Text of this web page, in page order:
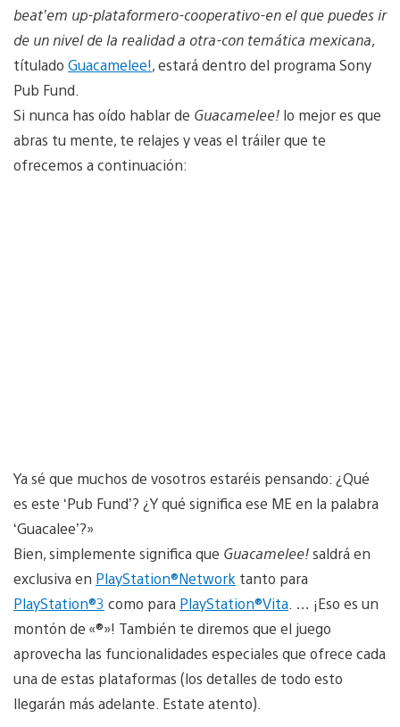
beat’em up-plataformero-cooperativo-en el que puedes ir
de un nivel de la realidad a otra-con temática mexicana,
títulado Guacamelee!, estará dentro del programa Sony
Pub Fund.
Si nunca has oído hablar de Guacamelee! lo mejor es que
abras tu mente, te relajes y veas el tráiler que te
ofrecemos a continuación:
Ya sé que muchos de vosotros estaréis pensando: ¿Qué
es este ‘Pub Fund’? ¿Y qué significa ese ME en la palabra
‘Guacalee’?»
Bien, simplemente significa que Guacamelee!saldrá en
exclusiva en PlayStation®Network tanto para
PlayStation®3 como para PlayStation®Vita . … ¡Eso es un
montón de «®»! También te diremos que el juego
aprovecha las funcionalidades especiales que ofrece cada
una de estas plataformas (los detalles de todo esto
llegarán más adelante. Estate atento).